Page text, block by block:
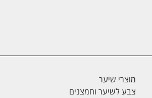
מוצרי שיער
צבע לשיער וחמצנים